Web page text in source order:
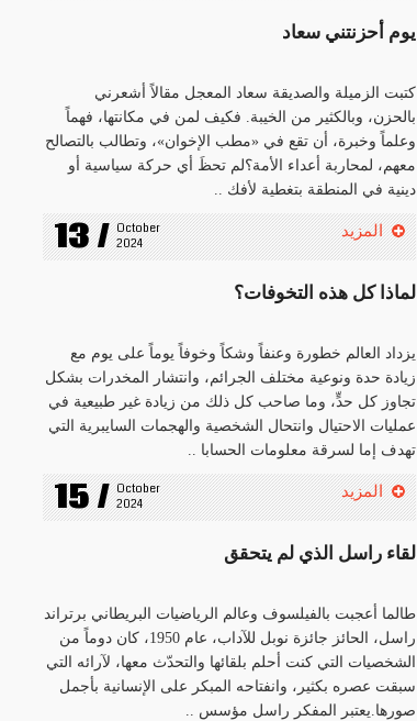
يوم أحزنتني سعاد
كتبت الزميلة والصديقة سعاد المعجل مقالاً أشعرني
بالحزن، وبالكثير من الخيبة. فكيف لمن في مكانتها، فهماً
وعلماً وخبرة، أن تقع في «مطب الإخوان»، وتطالب بالتصالح
معهم، لمحاربة أعداء الأمة؟لم تحظَ أي حركة سياسية أو
دينية في المنطقة بتغطية لأفك ..
13 / October
2024
المزيد
لماذا كل هذه التخوفات؟
يزداد العالم خطورة وعنفاً وشكاً وخوفاً يوماً على يوم مع
زيادة حدة ونوعية مختلف الجرائم، وانتشار المخدرات بشكل
تجاوز كل حدٍّ، وما صاحب كل ذلك من زيادة غير طبيعية في
عمليات الاحتيال وانتحال الشخصية والهجمات السايبرية التي
تهدف إما لسرقة معلومات الحسابا ..
15 / October
2024
المزيد
لقاء راسل الذي لم يتحقق
طالما أعجبت بالفيلسوف وعالم الرياضيات البريطاني برتراند
راسل، الحائز جائزة نوبل للآداب، عام 1950، كان دوماً من
الشخصيات التي كنت أحلم بلقائها والتحدّث معها، لآرائه التي
سبقت عصره بكثير، وانفتاحه المبكر على الإنسانية بأجمل
صورها.يعتبر المفكر راسل مؤسس ..